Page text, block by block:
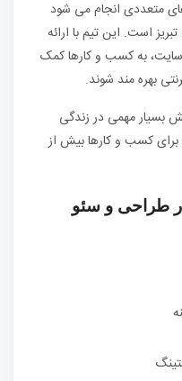
متعددی انجام می شود
است. این تیم با ارائه
به کسب و کارها کمک
بهره مند شوند.
بسیار مهمی در زندگی
کسب و کارها بیش از
طراحی و سئو